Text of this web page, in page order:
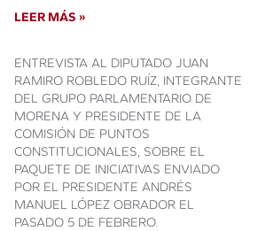
LEER MÁS »
ENTREVISTA AL DIPUTADO JUAN
RAMIRO ROBLEDO RUÍZ, INTEGRANTE
DEL GRUPO PARLAMENTARIO DE
MORENA Y PRESIDENTE DE LA
COMISIÓN DE PUNTOS
CONSTITUCIONALES, SOBRE EL
PAQUETE DE INICIATIVAS ENVIADO
POR EL PRESIDENTE ANDRÉS
MANUEL LÓPEZ OBRADOR EL
PASADO 5 DE FEBRERO.